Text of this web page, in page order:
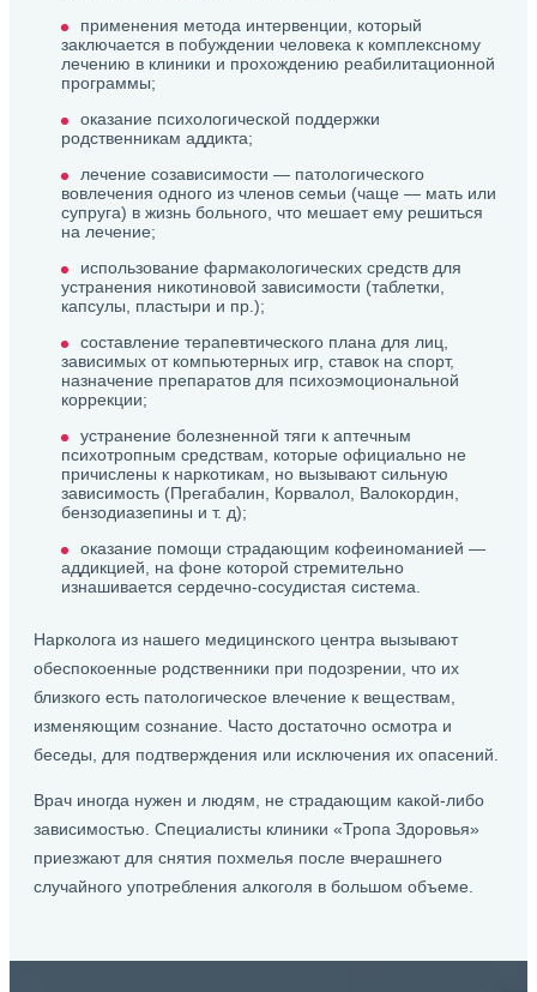
применения метода интервенции, который
заключается в побуждении человека к комплексному
лечению в клиники и прохождению реабилитационной
программы;
оказание психологической поддержки
родственникам аддикта;
лечение созависимости — патологического
вовлечения одного из членов семьи (чаще — мать или
супруга) в жизнь больного, что мешает ему решиться
на лечение;
использование фармакологических средств для
устранения никотиновой зависимости (таблетки,
капсулы, пластыри и пр.);
составление терапевтического плана для лиц,
зависимых от компьютерных игр, ставок на спорт,
назначение препаратов для психоэмоциональной
коррекции;
устранение болезненной тяги к аптечным
психотропным средствам, которые официально не
причислены к наркотикам, но вызывают сильную
зависимость (Прегабалин, Корвалол, Валокордин,
бензодиазепины и т. д);
оказание помощи страдающим кофеиноманией —
аддикцией, на фоне которой стремительно
изнашивается сердечно-сосудистая система.
Нарколога из нашего медицинского центра вызывают
обеспокоенные родственники при подозрении, что их
близкого есть патологическое влечение к веществам,
изменяющим сознание. Часто достаточно осмотра и
беседы, для подтверждения или исключения их опасений.
Врач иногда нужен и людям, не страдающим какой-либо
зависимостью. Специалисты клиники «Тропа Здоровья»
приезжают для снятия похмелья после вчерашнего
случайного употребления алкоголя в большом объеме.